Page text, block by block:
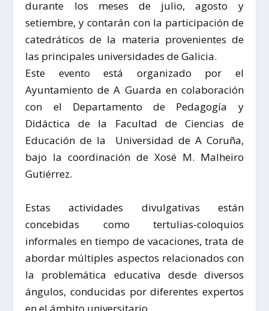
durante los meses de julio, agosto y
setiembre, y contarán con la participación de
catedráticos de la materia provenientes de
las principales universidades de Galicia.
Este evento está organizado por el
Ayuntamiento de A Guarda en colaboración
con el Departamento de Pedagogía y
Didáctica de la Facultad de Ciencias de
Educación de la Universidad de A Coruña,
bajo la coordinación de Xosé M. Malheiro
Gutiérrez.
Estas actividades divulgativas están
concebidas como tertulias-coloquios
informales en tiempo de vacaciones, trata de
abordar múltiples aspectos relacionados con
la problemática educativa desde diversos
ángulos, conducidas por diferentes expertos